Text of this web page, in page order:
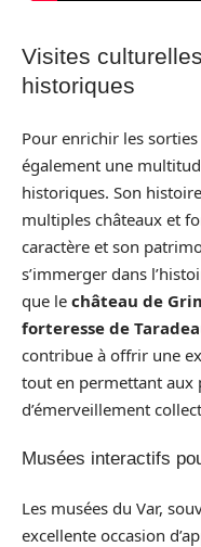
Visites
historiques
Pour enrichir les
également une
historiques. Son
multiples châteaux et
caractère et son
s’immerger dans
que le château de
forteresse de
contribue à offrir une
tout en permettant aux
d’émerveillement
Musées interactifs
Les musées du Var,
excellente occasion